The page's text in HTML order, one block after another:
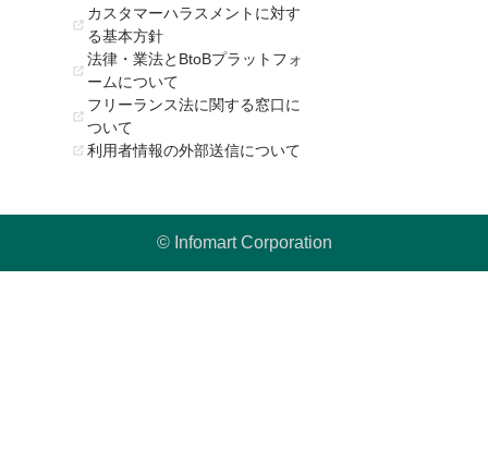
カスタマーハラスメントに対す
る基本方針
法律・業法とBtoBプラットフォ
ームについて
フリーランス法に関する窓口に
ついて
利用者情報の外部送信について
© Infomart Corporation